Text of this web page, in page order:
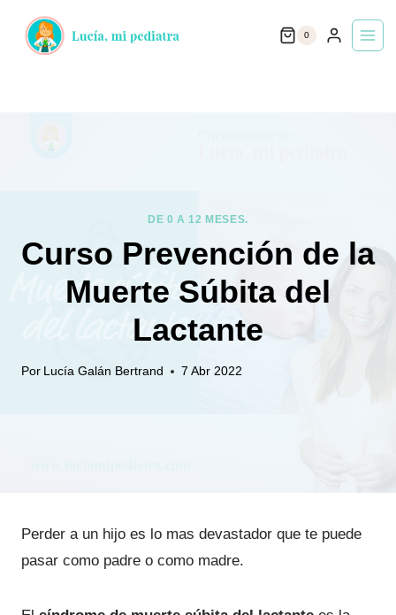
0
DE 0 A 12 MESES.
Curso Prevención de la
Muerte Súbita del
Lactante
Por Lucía Galán Bertrand 7 Abr 2022
Perder a un hijo es lo mas devastador que te puede
pasar como padre o como madre.